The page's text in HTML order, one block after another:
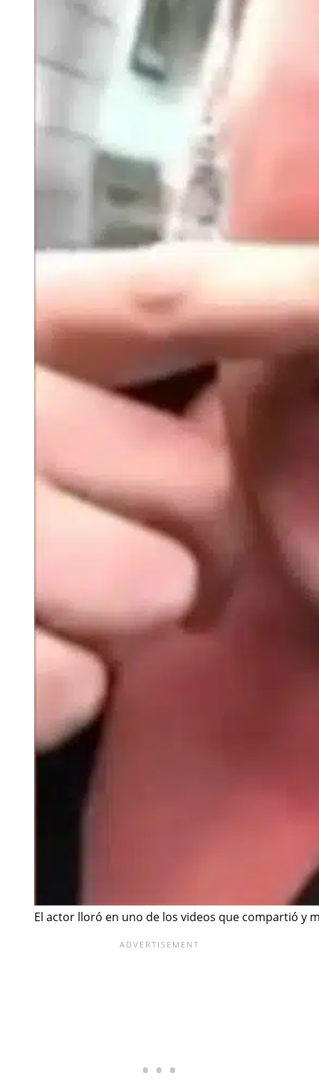
El actor lloró en uno de los videos que compartió y